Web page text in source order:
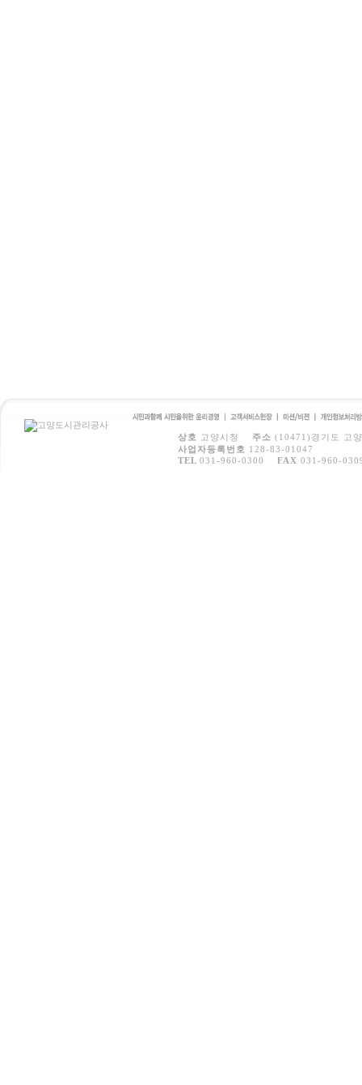
한 윤리경영
헌장
방침
상호 고양시청 주소 (10471)경기도 고
사업자등록번호 128-83-01047
TEL 031-960-0300 FAX 031-960-